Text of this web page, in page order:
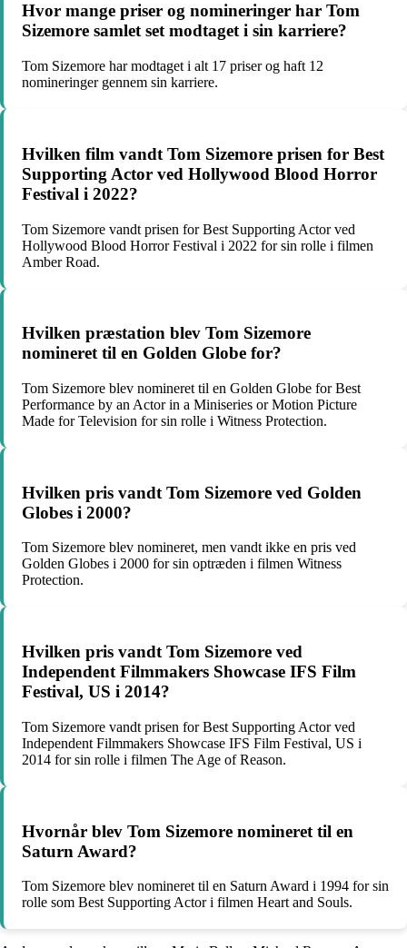
Hvor mange priser og nomineringer har Tom
Sizemore samlet set modtaget i sin karriere?
Tom Sizemore har modtaget i alt 17 priser og haft 12
nomineringer gennem sin karriere.
Hvilken film vandt Tom Sizemore prisen for Best
Supporting Actor ved Hollywood Blood Horror
Festival i 2022?
Tom Sizemore vandt prisen for Best Supporting Actor ved
Hollywood Blood Horror Festival i 2022 for sin rolle i filmen
Amber Road.
Hvilken præstation blev Tom Sizemore
nomineret til en Golden Globe for?
Tom Sizemore blev nomineret til en Golden Globe for Best
Performance by an Actor in a Miniseries or Motion Picture
Made for Television for sin rolle i Witness Protection.
Hvilken pris vandt Tom Sizemore ved Golden
Globes i 2000?
Tom Sizemore blev nomineret, men vandt ikke en pris ved
Golden Globes i 2000 for sin optræden i filmen Witness
Protection.
Hvilken pris vandt Tom Sizemore ved
Independent Filmmakers Showcase IFS Film
Festival, US i 2014?
Tom Sizemore vandt prisen for Best Supporting Actor ved
Independent Filmmakers Showcase IFS Film Festival, US i
2014 for sin rolle i filmen The Age of Reason.
Hvornår blev Tom Sizemore nomineret til en
Saturn Award?
Tom Sizemore blev nomineret til en Saturn Award i 1994 for sin
rolle som Best Supporting Actor i filmen Heart and Souls.